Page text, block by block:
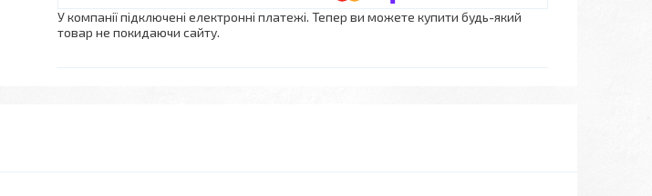
У компанії підключені електронні платежі. Тепер ви можете купити будь-який
товар не покидаючи сайту.